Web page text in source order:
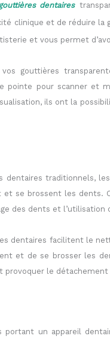
dentaires
clinique et de réduire la
et vous permet
vos gouttières
pointe pour scanner et
ils ont la
dentaires traditionnels,
et se brossent les dents.
des dents et l’utilisation
dentaires facilitent le
et de se brosser les
provoquer le
portant un appareil